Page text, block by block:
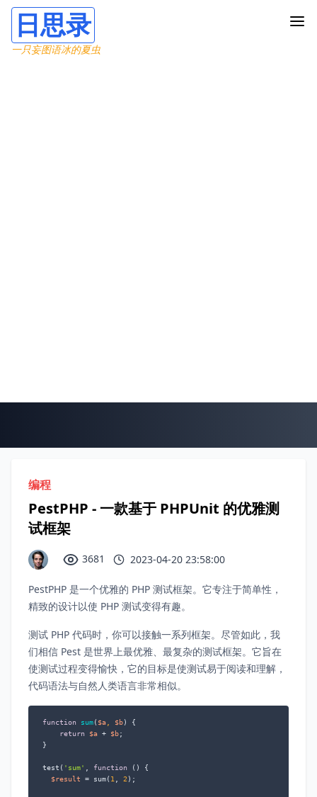
日思录
一只妄图语冰的夏虫
编程
PestPHP - 一款基于 PHPUnit 的优雅测
试框架
3681 2023-04-20 23:58:00
PestPHP 是一个优雅的 PHP 测试框架。它专注于简单性，
精致的设计以使 PHP 测试变得有趣。
测试 PHP 代码时，你可以接触一系列框架。尽管如此，我
们相信 Pest 是世界上最优雅、最复杂的测试框架。它旨在
使测试过程变得愉快，它的目标是使测试易于阅读和理解，
代码语法与自然人类语言非常相似。
function sum( $a, $b)
{
return
$a + $b;
}
test( 'sum' , function ( )
{
$result = sum( 1, 2);